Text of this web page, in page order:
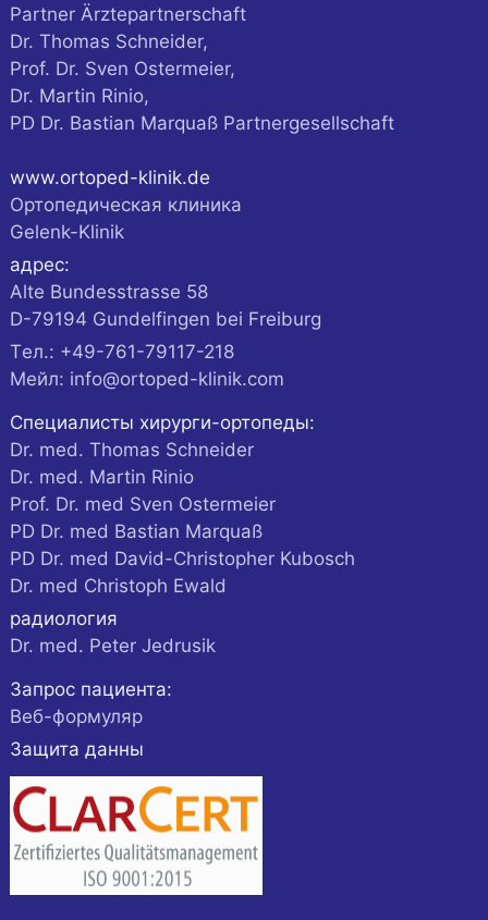
Partner Ärztepartnerschaft
Dr. Thomas Schneider,
Prof. Dr. Sven Ostermeier,
Dr. Martin Rinio,
PD Dr. Bastian Marquaß Partnergesellschaft
www.ortoped-klinik.de
Ортопедическая клиника
Gelenk-Klinik
адрес:
Alte Bundesstrasse 58
D-79194 Gundelfingen bei Freiburg
Tел.: +49-761-79117-218
Мейл: info@ortoped-klinik.com
Специалисты хирурги-ортопеды:
Dr. med. Thomas Schneider
Dr. med. Martin Rinio
Prof. Dr. med Sven Ostermeier
PD Dr. med Bastian Marquaß
PD Dr. med David-Christopher Kubosch
Dr. med Christoph Ewald
радиология
Dr. med. Peter Jedrusik
Запрос пациента:
Веб-формуляр
Защита данны